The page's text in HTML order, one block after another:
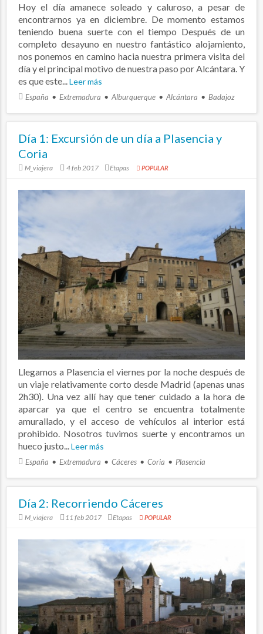
Hoy el día amanece soleado y caluroso, a pesar de
encontrarnos ya en diciembre. De momento estamos
teniendo buena suerte con el tiempo Después de un
completo desayuno en nuestro fantástico alojamiento,
nos ponemos en camino hacia nuestra primera visita del
día y el principal motivo de nuestra paso por Alcántara. Y
es que este... Leer más
España Extremadura Alburquerque Alcántara Badajoz
Día 1: Excursión de un día a Plasencia y
Coria
M_viajera 4 feb 2017 Etapas POPULAR
Llegamos a Plasencia el viernes por la noche después de
un viaje relativamente corto desde Madrid (apenas unas
2h30). Una vez allí hay que tener cuidado a la hora de
aparcar ya que el centro se encuentra totalmente
amurallado, y el acceso de vehículos al interior está
prohibido. Nosotros tuvimos suerte y encontramos un
hueco justo... Leer más
España Extremadura Cáceres Coria Plasencia
Día 2: Recorriendo Cáceres
M_viajera 11 feb 2017 Etapas POPULAR